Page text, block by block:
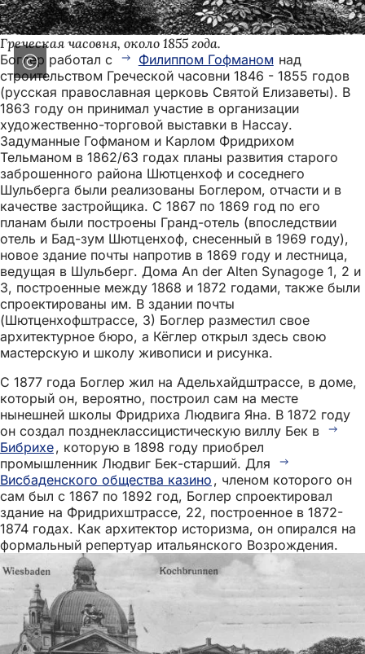
Греческая часовня, около 1855 года.
Боглер работал с
Филиппом Гофманом над
строительством Греческой часовни 1846 - 1855 годов
(русская православная церковь Святой Елизаветы). В
1863 году он принимал участие в организации
художественно-торговой выставки в Нассау.
Задуманные Гофманом и Карлом Фридрихом
Тельманом в 1862/63 годах планы развития старого
заброшенного района Шютценхоф и соседнего
Шульберга были реализованы Боглером, отчасти и в
качестве застройщика. С 1867 по 1869 год по его
планам были построены Гранд-отель (впоследствии
отель и Бад-зум Шютценхоф, снесенный в 1969 году),
новое здание почты напротив в 1869 году и лестница,
ведущая в Шульберг. Дома An der Alten Synagoge 1, 2 и
3, построенные между 1868 и 1872 годами, также были
спроектированы им. В здании почты
(Шютценхофштрассе, 3) Боглер разместил свое
архитектурное бюро, а Кёглер открыл здесь свою
мастерскую и школу живописи и рисунка.
С 1877 года Боглер жил на Адельхайдштрассе, в доме,
который он, вероятно, построил сам на месте
нынешней школы Фридриха Людвига Яна. В 1872 году
он создал позднеклассицистическую виллу Бек в
Бибрихе, которую в 1898 году приобрел
промышленник Людвиг Бек-старший. Для
Висбаденского общества казино , членом которого он
сам был с 1867 по 1892 год, Боглер спроектировал
здание на Фридрихштрассе, 22, построенное в 1872-
1874 годах. Как архитектор историзма, он опирался на
формальный репертуар итальянского Возрождения.